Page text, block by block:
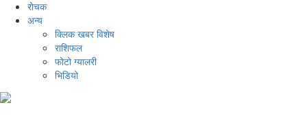
रोचक
अन्य
क्लिक खबर विशेष
राशिफल
फोटो ग्यालरी
भिडियो